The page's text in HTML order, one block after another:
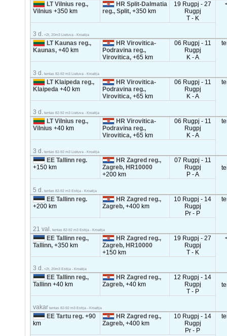
LT Vilnius reg.,
Vilnius+350 km
HR Split-Dalmatia
reg., Split,+350 km
19 Rugpj - 27
Rugpj
T - K
3 d. <2t, 20m3 Lietuva - Kroatija
LT Kaunas reg.,
Kaunas,+40 km
HR Virovitica-
Podravina reg.,
Virovitica,+65 km
06 Rugpj - 11
Rugpj
K - A
3 d. tentas 82-92 m3 Lietuva - Kroatija
LT Klaipeda reg.,
Klaipeda+40 km
HR Virovitica-
Podravina reg.,
Virovitica,+65 km
06 Rugpj - 11
Rugpj
K - A
3 d. tentas 82-92 m3 Lietuva - Kroatija
LT Vilnius reg.,
Vilnius+40 km
HR Virovitica-
Podravina reg.,
Virovitica,+65 km
06 Rugpj - 11
Rugpj
K - A
3 d. tentas 82-92 m3 Lietuva - Kroatija
EE Tallinn reg.
+150 km
HR Zagred reg.,
Zagreb, HR10000
+200 km
07 Rugpj - 11
Rugpj
P - A
5 d. tentas 82-92 m3 Estija - Kroatija
EE Tallinn reg.
+200 km
HR Zagred reg.,
Zagreb,+400 km
10 Rugpj - 14
Rugpj
Pr - P
21 val. tentas 82-92 m3 Estija - Kroatija
EE Tallinn reg.,
Tallinn,+350 km
HR Zagred reg.,
Zagreb, HR10000
+150 km
19 Rugpj - 27
Rugpj
T - K
3 d. <2t, 20m3 Estija - Kroatija
EE Tallinn reg.,
Tallinn+40 km
HR Zagred reg.,
Zagreb,+40 km
12 Rugpj - 14
Rugpj
T - P
vakar tentas 82-92 m3 Estija - Kroatija
EE Tartu reg.+90
km
HR Zagred reg.,
Zagreb,+400 km
10 Rugpj - 14
Rugpj
Pr - P